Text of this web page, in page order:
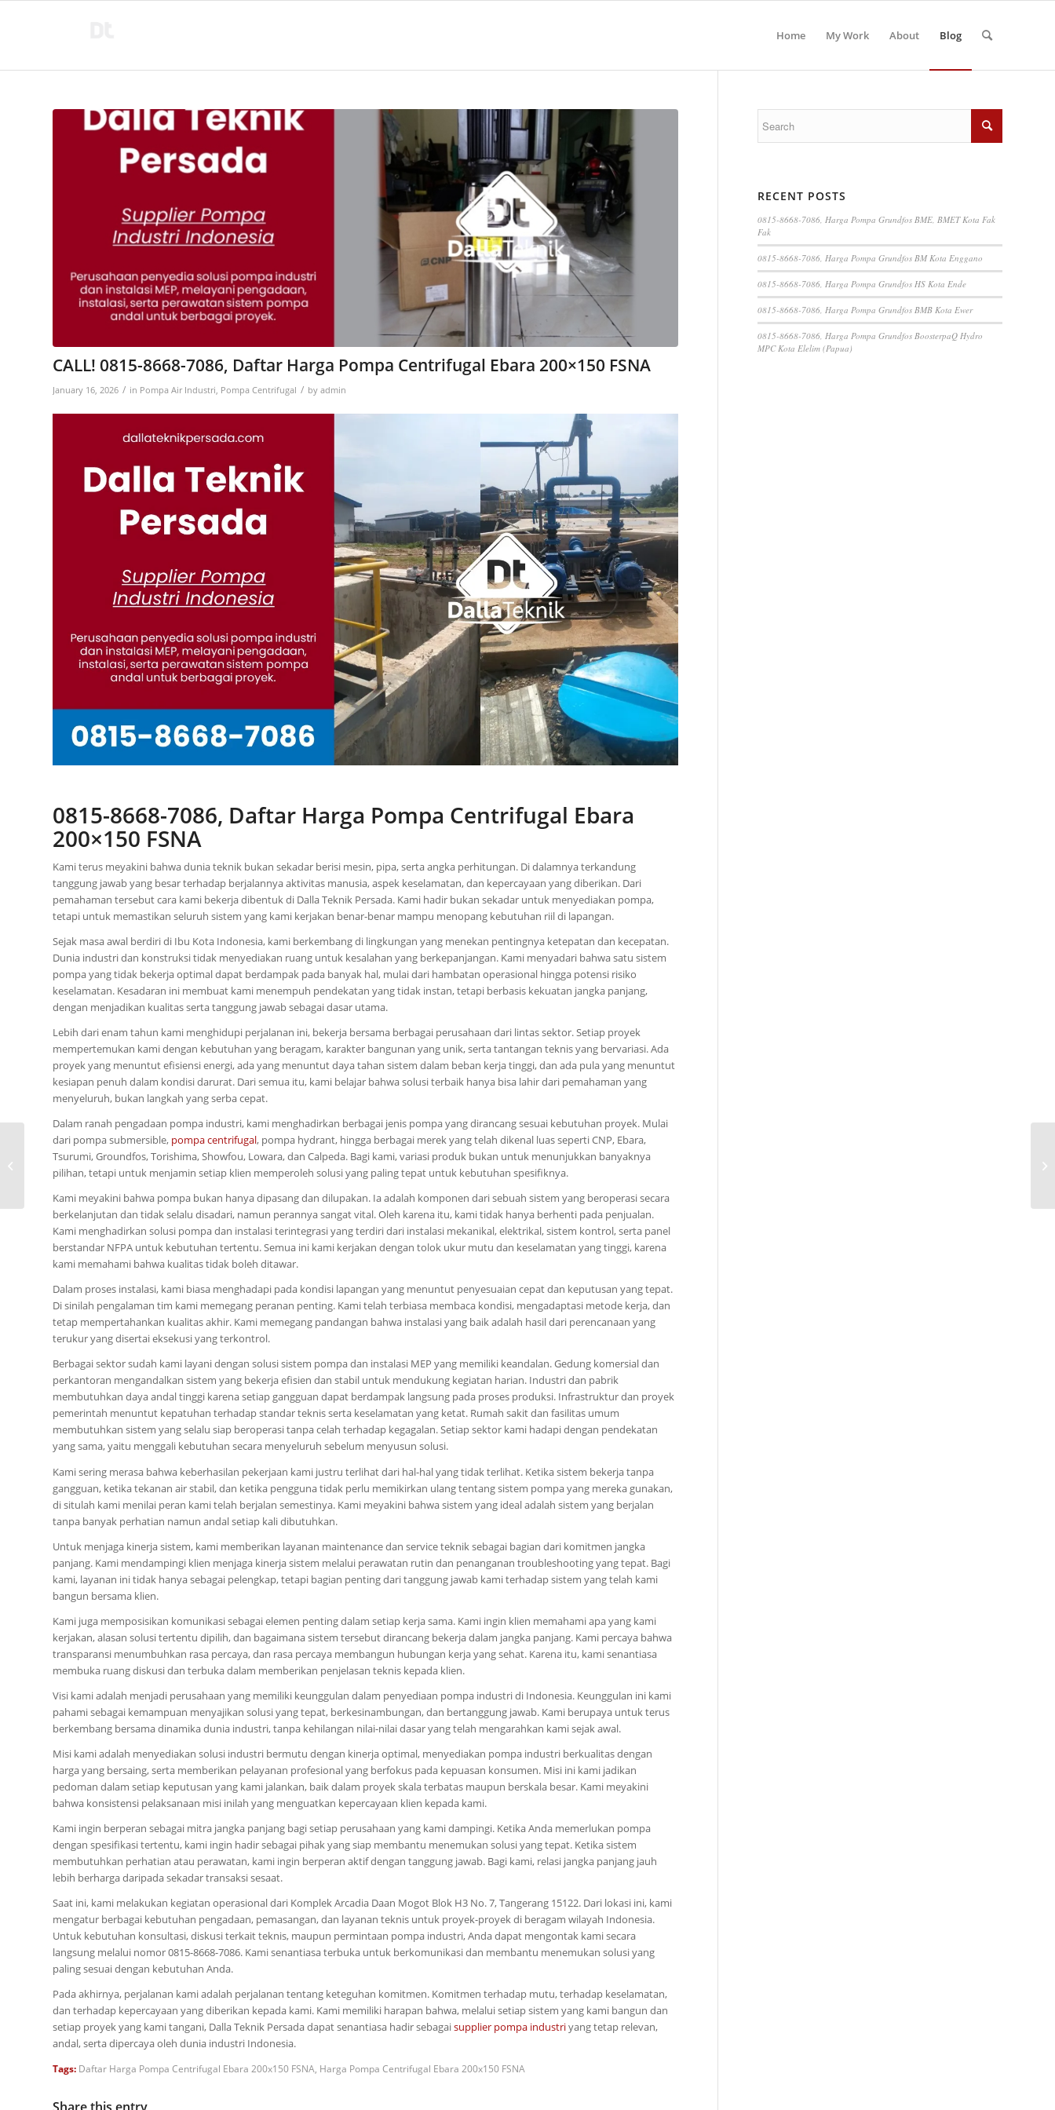
Home My Work About Blog
CALL! 0815-8668-7086, Daftar Harga Pompa Centrifugal Ebara 200×150 FSNA
January 16, 2026 / in Pompa Air Industri Pompa Centrifugal / by admin
0815-8668-7086, Daftar Harga Pompa Centrifugal Ebara
200×150 FSNA
Kami terus meyakini bahwa dunia teknik bukan sekadar berisi mesin, pipa, serta angka perhitungan. Di dalamnya terkandung
tanggung jawab yang besar terhadap berjalannya aktivitas manusia, aspek keselamatan, dan kepercayaan yang diberikan. Dari
pemahaman tersebut cara kami bekerja dibentuk di Dalla Teknik Persada. Kami hadir bukan sekadar untuk menyediakan pompa,
tetapi untuk memastikan seluruh sistem yang kami kerjakan benar-benar mampu menopang kebutuhan riil di lapangan.
Sejak masa awal berdiri di Ibu Kota Indonesia, kami berkembang di lingkungan yang menekan pentingnya ketepatan dan kecepatan.
Dunia industri dan konstruksi tidak menyediakan ruang untuk kesalahan yang berkepanjangan. Kami menyadari bahwa satu sistem
pompa yang tidak bekerja optimal dapat berdampak pada banyak hal, mulai dari hambatan operasional hingga potensi risiko
keselamatan. Kesadaran ini membuat kami menempuh pendekatan yang tidak instan, tetapi berbasis kekuatan jangka panjang,
dengan menjadikan kualitas serta tanggung jawab sebagai dasar utama.
Lebih dari enam tahun kami menghidupi perjalanan ini, bekerja bersama berbagai perusahaan dari lintas sektor. Setiap proyek
mempertemukan kami dengan kebutuhan yang beragam, karakter bangunan yang unik, serta tantangan teknis yang bervariasi. Ada
proyek yang menuntut efisiensi energi, ada yang menuntut daya tahan sistem dalam beban kerja tinggi, dan ada pula yang menuntut
kesiapan penuh dalam kondisi darurat. Dari semua itu, kami belajar bahwa solusi terbaik hanya bisa lahir dari pemahaman yang
menyeluruh, bukan langkah yang serba cepat.
Dalam ranah pengadaan pompa industri, kami menghadirkan berbagai jenis pompa yang dirancang sesuai kebutuhan proyek. Mulai
dari pompa submersible, pompa centrifugal, pompa hydrant, hingga berbagai merek yang telah dikenal luas seperti CNP, Ebara,
Tsurumi, Groundfos, Torishima, Showfou, Lowara, dan Calpeda. Bagi kami, variasi produk bukan untuk menunjukkan banyaknya
pilihan, tetapi untuk menjamin setiap klien memperoleh solusi yang paling tepat untuk kebutuhan spesifiknya.
Kami meyakini bahwa pompa bukan hanya dipasang dan dilupakan. Ia adalah komponen dari sebuah sistem yang beroperasi secara
berkelanjutan dan tidak selalu disadari, namun perannya sangat vital. Oleh karena itu, kami tidak hanya berhenti pada penjualan.
Kami menghadirkan solusi pompa dan instalasi terintegrasi yang terdiri dari instalasi mekanikal, elektrikal, sistem kontrol, serta panel
berstandar NFPA untuk kebutuhan tertentu. Semua ini kami kerjakan dengan tolok ukur mutu dan keselamatan yang tinggi, karena
kami memahami bahwa kualitas tidak boleh ditawar.
Dalam proses instalasi, kami biasa menghadapi pada kondisi lapangan yang menuntut penyesuaian cepat dan keputusan yang tepat.
Di sinilah pengalaman tim kami memegang peranan penting. Kami telah terbiasa membaca kondisi, mengadaptasi metode kerja, dan
tetap mempertahankan kualitas akhir. Kami memegang pandangan bahwa instalasi yang baik adalah hasil dari perencanaan yang
terukur yang disertai eksekusi yang terkontrol.
Berbagai sektor sudah kami layani dengan solusi sistem pompa dan instalasi MEP yang memiliki keandalan. Gedung komersial dan
perkantoran mengandalkan sistem yang bekerja efisien dan stabil untuk mendukung kegiatan harian. Industri dan pabrik
membutuhkan daya andal tinggi karena setiap gangguan dapat berdampak langsung pada proses produksi. Infrastruktur dan proyek
pemerintah menuntut kepatuhan terhadap standar teknis serta keselamatan yang ketat. Rumah sakit dan fasilitas umum
membutuhkan sistem yang selalu siap beroperasi tanpa celah terhadap kegagalan. Setiap sektor kami hadapi dengan pendekatan
yang sama, yaitu menggali kebutuhan secara menyeluruh sebelum menyusun solusi.
Kami sering merasa bahwa keberhasilan pekerjaan kami justru terlihat dari hal-hal yang tidak terlihat. Ketika sistem bekerja tanpa
gangguan, ketika tekanan air stabil, dan ketika pengguna tidak perlu memikirkan ulang tentang sistem pompa yang mereka gunakan,
di situlah kami menilai peran kami telah berjalan semestinya. Kami meyakini bahwa sistem yang ideal adalah sistem yang berjalan
tanpa banyak perhatian namun andal setiap kali dibutuhkan.
Untuk menjaga kinerja sistem, kami memberikan layanan maintenance dan service teknik sebagai bagian dari komitmen jangka
panjang. Kami mendampingi klien menjaga kinerja sistem melalui perawatan rutin dan penanganan troubleshooting yang tepat. Bagi
kami, layanan ini tidak hanya sebagai pelengkap, tetapi bagian penting dari tanggung jawab kami terhadap sistem yang telah kami
bangun bersama klien.
Kami juga memposisikan komunikasi sebagai elemen penting dalam setiap kerja sama. Kami ingin klien memahami apa yang kami
kerjakan, alasan solusi tertentu dipilih, dan bagaimana sistem tersebut dirancang bekerja dalam jangka panjang. Kami percaya bahwa
transparansi menumbuhkan rasa percaya, dan rasa percaya membangun hubungan kerja yang sehat. Karena itu, kami senantiasa
membuka ruang diskusi dan terbuka dalam memberikan penjelasan teknis kepada klien.
Visi kami adalah menjadi perusahaan yang memiliki keunggulan dalam penyediaan pompa industri di Indonesia. Keunggulan ini kami
pahami sebagai kemampuan menyajikan solusi yang tepat, berkesinambungan, dan bertanggung jawab. Kami berupaya untuk terus
berkembang bersama dinamika dunia industri, tanpa kehilangan nilai-nilai dasar yang telah mengarahkan kami sejak awal.
Misi kami adalah menyediakan solusi industri bermutu dengan kinerja optimal, menyediakan pompa industri berkualitas dengan
harga yang bersaing, serta memberikan pelayanan profesional yang berfokus pada kepuasan konsumen. Misi ini kami jadikan
pedoman dalam setiap keputusan yang kami jalankan, baik dalam proyek skala terbatas maupun berskala besar. Kami meyakini
bahwa konsistensi pelaksanaan misi inilah yang menguatkan kepercayaan klien kepada kami.
Kami ingin berperan sebagai mitra jangka panjang bagi setiap perusahaan yang kami dampingi. Ketika Anda memerlukan pompa
dengan spesifikasi tertentu, kami ingin hadir sebagai pihak yang siap membantu menemukan solusi yang tepat. Ketika sistem
membutuhkan perhatian atau perawatan, kami ingin berperan aktif dengan tanggung jawab. Bagi kami, relasi jangka panjang jauh
lebih berharga daripada sekadar transaksi sesaat.
Saat ini, kami melakukan kegiatan operasional dari Komplek Arcadia Daan Mogot Blok H3 No. 7, Tangerang 15122. Dari lokasi ini, kami
mengatur berbagai kebutuhan pengadaan, pemasangan, dan layanan teknis untuk proyek-proyek di beragam wilayah Indonesia.
Untuk kebutuhan konsultasi, diskusi terkait teknis, maupun permintaan pompa industri, Anda dapat mengontak kami secara
langsung melalui nomor 0815-8668-7086. Kami senantiasa terbuka untuk berkomunikasi dan membantu menemukan solusi yang
paling sesuai dengan kebutuhan Anda.
Pada akhirnya, perjalanan kami adalah perjalanan tentang keteguhan komitmen. Komitmen terhadap mutu, terhadap keselamatan,
dan terhadap kepercayaan yang diberikan kepada kami. Kami memiliki harapan bahwa, melalui setiap sistem yang kami bangun dan
setiap proyek yang kami tangani, Dalla Teknik Persada dapat senantiasa hadir sebagaisupplier pompa industriyang tetap relevan,
andal, serta dipercaya oleh dunia industri Indonesia.
Tags: Daftar Harga Pompa Centrifugal Ebara 200x150 FSNA Harga Pompa Centrifugal Ebara 200x150 FSNA
RECENT POSTS
0815-8668-7086, Harga Pompa Grundfos BME, BMET Kota Fak
Fak
0815-8668-7086, Harga Pompa Grundfos BM Kota Enggano
0815-8668-7086, Harga Pompa Grundfos HS Kota Ende
0815-8668-7086, Harga Pompa Grundfos BMB Kota Ewer
0815-8668-7086, Harga Pompa Grundfos BoosterpaQ Hydro
MPC Kota Elelim (Papua)
0815-8668-7086, Daftar
Harga Pompa
Centrifugal Ebara
200×150 FSLA